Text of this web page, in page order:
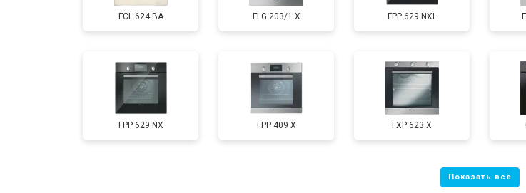
FCL 624 BA FLG 203/1 X FPP 629 NXL
FPP 629 NX FPP 409 X FXP 623 X